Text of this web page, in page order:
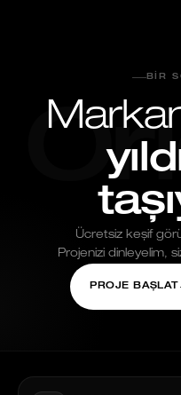
BIR
Ücretsiz keşif
Projenizi dinleyelim,
PROJE BAŞLAT